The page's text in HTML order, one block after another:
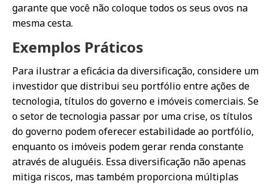
garante que você não coloque todos os seus ovos na
mesma cesta.
Exemplos Práticos
Para ilustrar a eficácia da diversificação, considere um
investidor que distribui seu portfólio entre ações de
tecnologia, títulos do governo e imóveis comerciais. Se
o setor de tecnologia passar por uma crise, os títulos
do governo podem oferecer estabilidade ao portfólio,
enquanto os imóveis podem gerar renda constante
através de aluguéis. Essa diversificação não apenas
mitiga riscos, mas também proporciona múltiplas